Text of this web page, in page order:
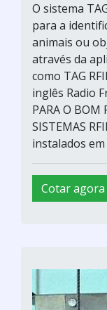
O sistema
para a
animais ou
através da
como TAG
inglês Radio
PARA O BOM
SISTEMAS
instalados
Cotar agora